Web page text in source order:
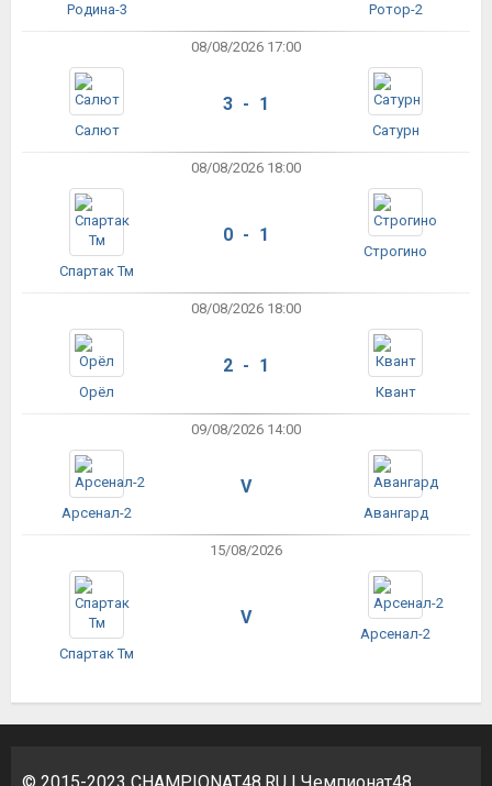
Родина-3 Ротор-2
08/08/2026 17:00
Салют
3 - 1
Сатурн
08/08/2026 18:00
Спартак Тм
0 - 1
Строгино
08/08/2026 18:00
Орёл
2 - 1
Квант
09/08/2026 14:00
Арсенал-2
V
Авангард
15/08/2026
Спартак Тм
V
Арсенал-2